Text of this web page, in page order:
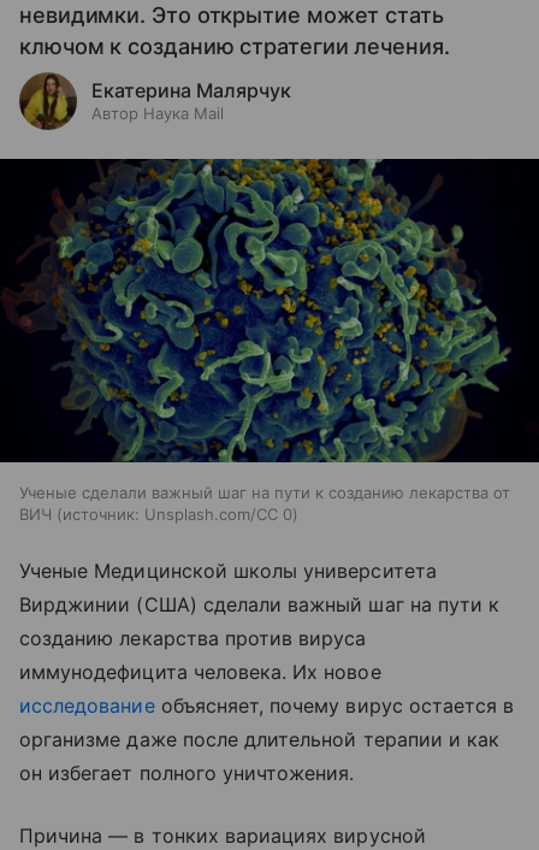
невидимки. Это открытие может стать
ключом к созданию стратегии лечения.
Екатерина Малярчук
Автор Наука Mail
Ученые сделали важный шаг на пути к созданию лекарства от
ВИЧ
источник: Unsplash.com/CC 0
Ученые Медицинской школы университета
Вирджинии (США) сделали важный шаг на пути к
созданию лекарства против вируса
иммунодефицита человека. Их новое
исследованиеобъясняет, почему вирус остается в
организме даже после длительной терапии и как
он избегает полного уничтожения.
Причина — в тонких вариациях вирусной